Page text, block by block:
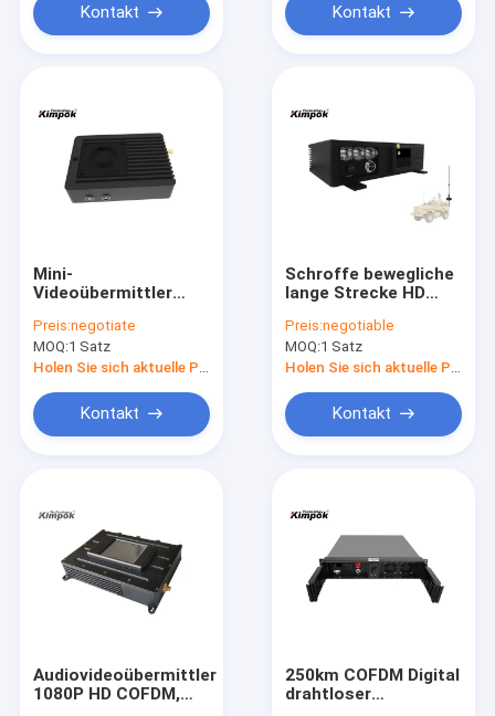
COFDM-Videoempfänger
Drahtlose Rf-Antenne
Daten-Radiotransceiver
Kontakt Kontakt
Mini-
Videoübermittler
Video- und Daten-
niedrige
Verzögerungs-hohe
Preis:negotiate
MOQ:1 Satz
Holen Sie sich aktuelle Preis
Kontakt
Schroffe bewegliche
lange Strecke HD
Videoübermittler-10-
15km für Fahrzeug
Preis:negotiable
MOQ:1 Satz
Holen Sie sich aktuelle Preis
Kontakt
Audiovideoübermittler
1080P HD COFDM,
250km COFDM Digital
drahtloser